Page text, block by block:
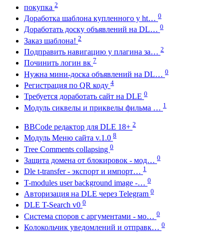
покупка 2
Доработка шаблона купленного у ht… 0
Доработать доску объявлений на DL… 0
Заказ шаблона! 2
Подправить навигацию у плагина за… 2
Починить логин вк 7
Нужна мини-доска объявлений на DL… 0
Регистрация по QR коду 4
Требуется доработать сайт на DLE 0
Модуль сиквелы и приквелы фильма … 1
BBCode редактор для DLE 18+ 2
Модуль Меню сайта v.1.0 8
Tree Comments collapsing 0
Защита домена от блокировок - мод… 0
Dle t-transfer - экспорт и импорт… 1
T-modules user background image -… 0
Авторизация на DLE через Telegram 0
DLE T-Search v0 0
Система споров с аргументами - мо… 0
Колокольчик уведомлений и отправк… 0